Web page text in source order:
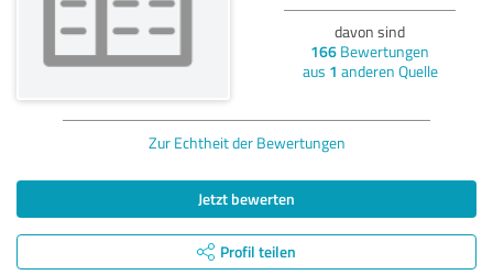
davon sind
166 Bewertungen
aus 1 anderen Quelle
Zur Echtheit der Bewertungen
Jetzt bewerten
Profil teilen